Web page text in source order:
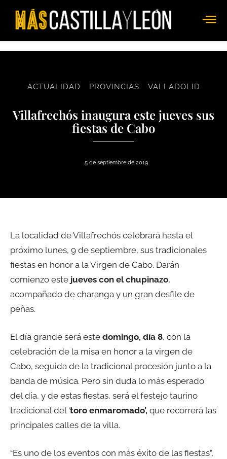
ACTUALIDAD PROVINCIAS VALLADOLID
Villafrechós inaugura este jueves sus
fiestas de Cabo
5 de septiembre de 2019
La localidad de Villafrechós celebrará hasta el
próximo lunes, 9 de septiembre, sus tradicionales
fiestas en honor a la Virgen de Cabo. Darán
comienzo este jueves con el chupinazo,
acompañado de charanga y un gran desfile de
peñas.
El día grande será este domingo, día 8, con la
celebración de la misa en honor a la virgen de
Cabo, seguida de la tradicional procesión junto a la
banda de música. Pero sin duda lo más esperado
del día, y de estas fiestas, será el festejo taurino
tradicional del ‘toro enmaromado’, que recorrerá las
principales calles de la villa.
“Es uno de los eventos con más éxito de las fiestas”,